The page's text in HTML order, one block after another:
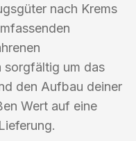
nach Krems
sorgfältig um das
den Aufbau deiner
Wert auf eine